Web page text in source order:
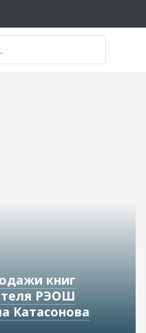
книг
РЭОШ
Катасонова